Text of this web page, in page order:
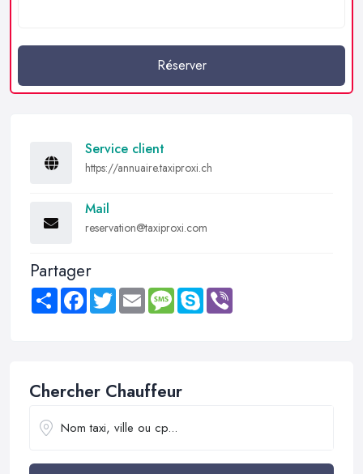
Réserver
Service client
https://annuaire.taxiproxi.ch
Mail
reservation@taxiproxi.com
Partager
Share FacebookTwitter Email MessageSkype
Chercher Chauffeur